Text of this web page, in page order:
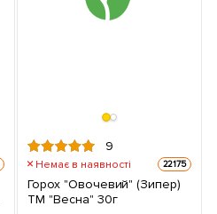
9
Немає в наявності 22175
Горох "Овочевий" (Зипер)
ТМ "Весна" 30г